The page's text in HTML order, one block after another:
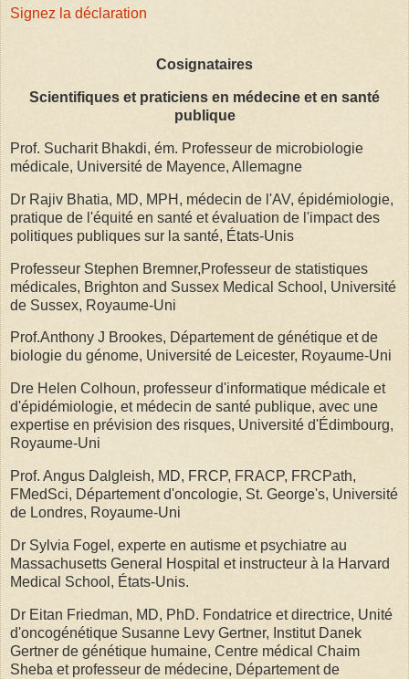
Signez la déclaration
Cosignataires
Scientifiques et praticiens en médecine et en santé
publique
Prof. Sucharit Bhakdi, ém. Professeur de microbiologie
médicale, Université de Mayence, Allemagne
Dr Rajiv Bhatia, MD, MPH, médecin de l'AV, épidémiologie,
pratique de l'équité en santé et évaluation de l'impact des
politiques publiques sur la santé, États-Unis
Professeur Stephen Bremner,Professeur de statistiques
médicales, Brighton and Sussex Medical School, Université
de Sussex, Royaume-Uni
Prof.Anthony J Brookes, Département de génétique et de
biologie du génome, Université de Leicester, Royaume-Uni
Dre Helen Colhoun, professeur d'informatique médicale et
d'épidémiologie, et médecin de santé publique, avec une
expertise en prévision des risques, Université d'Édimbourg,
Royaume-Uni
Prof. Angus Dalgleish, MD, FRCP, FRACP, FRCPath,
FMedSci, Département d'oncologie, St. George's, Université
de Londres, Royaume-Uni
Dr Sylvia Fogel, experte en autisme et psychiatre au
Massachusetts General Hospital et instructeur à la Harvard
Medical School, États-Unis.
Dr Eitan Friedman, MD, PhD. Fondatrice et directrice, Unité
d'oncogénétique Susanne Levy Gertner, Institut Danek
Gertner de génétique humaine, Centre médical Chaim
Sheba et professeur de médecine, Département de